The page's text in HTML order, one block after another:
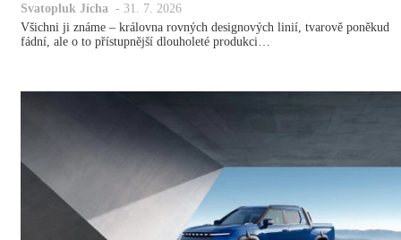
Svatopluk Jícha - 31. 7. 2026
Všichni ji známe – královna rovných designových linií, tvarově poněkud
fádní, ale o to přístupnější dlouholeté produkci…